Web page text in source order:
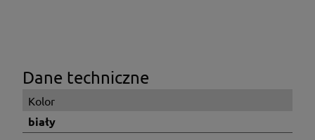
Dane techniczne
Kolor
biały